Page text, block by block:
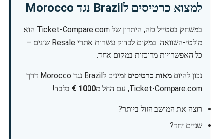
למצוא כרטיסים לBrazil נגד Morocco
במשחק בסטייל כזה, היתרון של Ticket-Compare.com הוא
מולטי-השוואה: במקום לבדוק עשרות אתרי Resale שונים –
כל האפשרויות מרוכזות במקום אחד.
נכון להיום מאות כרטיסים
זמינים לBrazil נגד Morocco דרך
Ticket-Compare.com, עם החל מ
1000 € בלבד!
רוצה את המושב הזול ביותר?
שניים יחד?